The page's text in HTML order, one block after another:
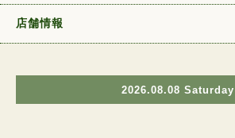
店舗情報
2026.08.08 Saturday